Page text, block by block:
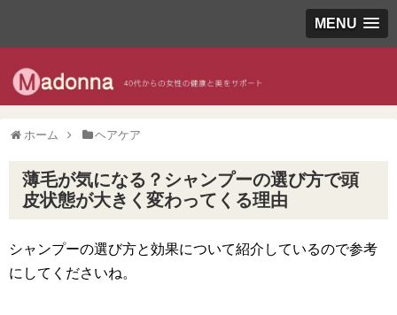
MENU
ホーム ヘアケア
薄毛が気になる？シャンプーの選び方で頭
皮状態が大きく変わってくる理由
シャンプーの選び方と効果について紹介しているので参考
にしてくださいね。